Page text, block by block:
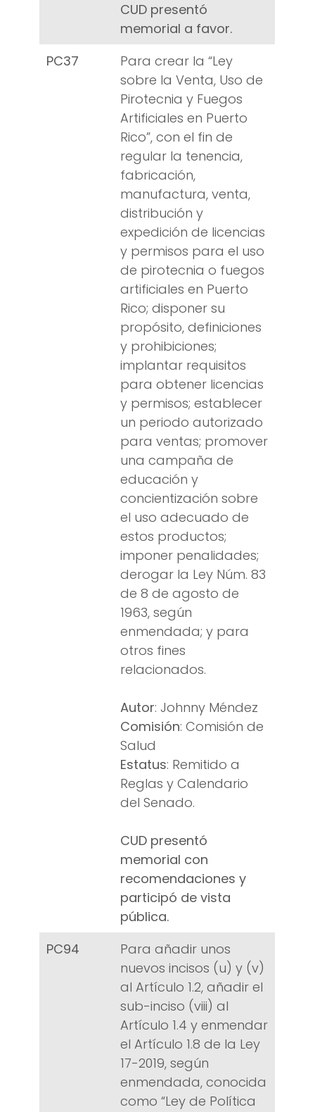
CUD presentó
memorial a favor.
PC37
Para crear la “Ley
sobre la Venta, Uso de
Pirotecnia y Fuegos
Artificiales en Puerto
Rico”, con el fin de
regular la tenencia,
fabricación,
manufactura, venta,
distribución y
expedición de licencias
y permisos para el uso
de pirotecnia o fuegos
artificiales en Puerto
Rico; disponer su
propósito, definiciones
y prohibiciones;
implantar requisitos
para obtener licencias
y permisos; establecer
un periodo autorizado
para ventas; promover
una campaña de
educación y
concientización sobre
el uso adecuado de
estos productos;
imponer penalidades;
derogar la Ley Núm. 83
de 8 de agosto de
1963, según
enmendada; y para
otros fines
relacionados.
Autor: Johnny Méndez
Comisión: Comisión de
Salud
Estatus: Remitido a
Reglas y Calendario
del Senado.
CUD presentó
memorial con
recomendaciones y
participó de vista
pública.
PC94
Para añadir unos
nuevos incisos (u) y (v)
al Artículo 1.2, añadir el
sub-inciso (viii) al
Artículo 1.4 y enmendar
el Artículo 1.8 de la Ley
17-2019, según
enmendada, conocida
como “Ley de Política